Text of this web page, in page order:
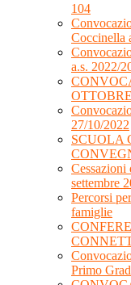
104
Coccinella
a.s. 2022/
27/10/2022
SCUOLA
Cessazioni
settembre
Percorsi
famiglie
Primo